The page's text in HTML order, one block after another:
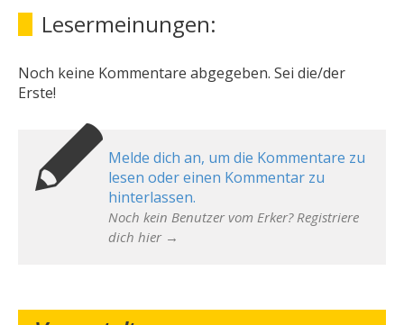
Lesermeinungen:
Noch keine Kommentare abgegeben. Sei die/der
Erste!
Melde dich an, um die Kommentare zu
lesen oder einen Kommentar zu
hinterlassen.
Noch kein Benutzer vom Erker? Registriere
dich hier →